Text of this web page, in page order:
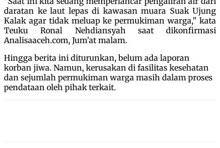
daratan ke laut lepas di kawasan muara Suak Ujung
Kalak agar tidak meluap ke permukiman warga,” kata
Teuku Ronal Nehdiansyah saat dikonfirmasi
Analisaaceh.com, Jum’at malam.
Hingga berita ini diturunkan, belum ada laporan
korban jiwa. Namun, kerusakan di fasilitas kesehatan
dan sejumlah permukiman warga masih dalam proses
pendataan oleh pihak terkait.